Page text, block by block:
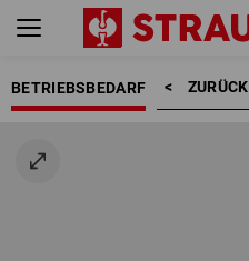
BETRIEBSBEDARF ZURÜCK    >